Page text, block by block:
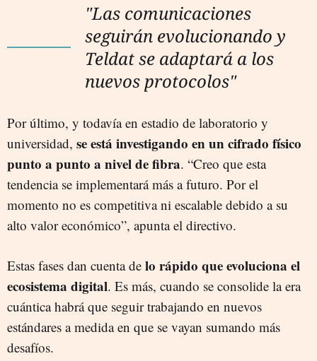
"Las comunicaciones
seguirán evolucionando y
Teldat se adaptará a los
nuevos protocolos"
Por último, y todavía en estadio de laboratorio y
universidad, se está investigando en un cifrado físico
punto a punto a nivel de fibra. “Creo que esta
tendencia se implementará más a futuro. Por el
momento no es competitiva ni escalable debido a su
alto valor económico”, apunta el directivo.
Estas fases dan cuenta de lo rápido que evoluciona el
ecosistema digital. Es más, cuando se consolide la era
cuántica habrá que seguir trabajando en nuevos
estándares a medida en que se vayan sumando más
desafíos.